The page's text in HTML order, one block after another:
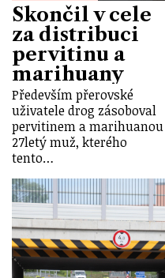
Skončil v cele
za distribuci
pervitinu a
marihuany
Především přerovské
uživatele drog zásoboval
pervitinem a marihuanou
27letý muž, kterého
tento…